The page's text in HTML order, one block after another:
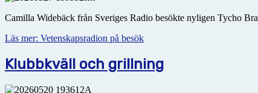
Camilla Widebäck från Sveriges Radio besökte nyligen Tycho
Läs mer: Vetenskapsradion på besök
Klubbkväll och grillning